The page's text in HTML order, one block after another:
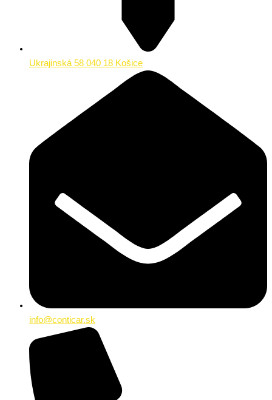
Ukrajinská 58 040 18 Košice
info@conticar.sk